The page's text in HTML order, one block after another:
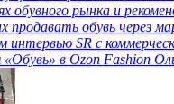
обувного рынка и
продавать обувь через
интервью SR с
«Обувь» в Ozon Fashion